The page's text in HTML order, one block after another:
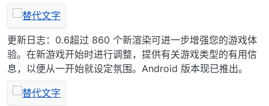
更新日志：0.6超过 860 个新渲染可进一步增强您的游戏体
验。在新游戏开始时进行调整，提供有关游戏类型的有用信
息，以便从一开始就设定氛围。Android 版本现已推出。